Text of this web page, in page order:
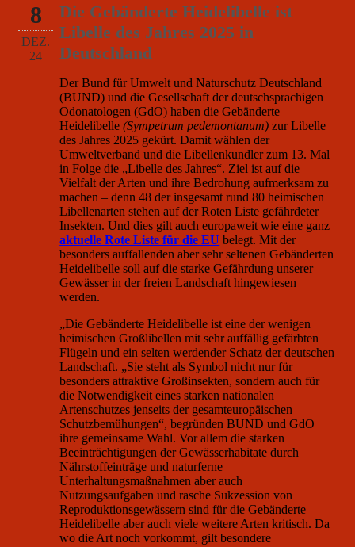
8
DEZ.
24
Die Gebänderte Heidelibelle ist
Libelle des Jahres 2025 in
Deutschland
Der Bund für Umwelt und Naturschutz Deutschland
(BUND) und die Gesellschaft der deutschsprachigen
Odonatologen (GdO) haben die Gebänderte
Heidelibelle(Sympetrum pedemontanum)zur Libelle
des Jahres 2025 gekürt. Damit wählen der
Umweltverband und die Libellenkundler zum 13. Mal
in Folge die „Libelle des Jahres“. Ziel ist auf die
Vielfalt der Arten und ihre Bedrohung aufmerksam zu
machen – denn 48 der insgesamt rund 80 heimischen
Libellenarten stehen auf der Roten Liste gefährdeter
Insekten. Und dies gilt auch europaweit wie eine ganz
aktuelle Rote Liste für die EU belegt. Mit der
besonders auffallenden aber sehr seltenen Gebänderten
Heidelibelle soll auf die starke Gefährdung unserer
Gewässer in der freien Landschaft hingewiesen
werden.
„Die Gebänderte Heidelibelle ist eine der wenigen
heimischen Großlibellen mit sehr auffällig gefärbten
Flügeln und ein selten werdender Schatz der deutschen
Landschaft. „Sie steht als Symbol nicht nur für
besonders attraktive Großinsekten, sondern auch für
die Notwendigkeit eines starken nationalen
Artenschutzes jenseits der gesamteuropäischen
Schutzbemühungen“, begründen BUND und GdO
ihre gemeinsame Wahl. Vor allem die starken
Beeinträchtigungen der Gewässerhabitate durch
Nährstoffeinträge und naturferne
Unterhaltungsmaßnahmen aber auch
Nutzungsaufgaben und rasche Sukzession von
Reproduktionsgewässern sind für die Gebänderte
Heidelibelle aber auch viele weitere Arten kritisch. Da
wo die Art noch vorkommt, gilt besondere